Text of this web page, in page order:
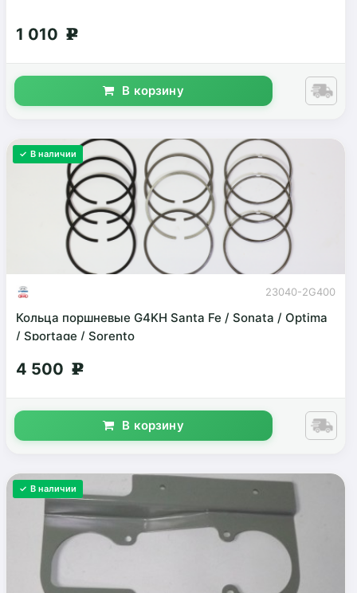
1 010 g
В корзину
✓ В наличии
23040-2G400
Кольца поршневые G4KH Santa Fe / Sonata / Optima
/ Sportage / Sorento
4 500 g
В корзину
✓ В наличии